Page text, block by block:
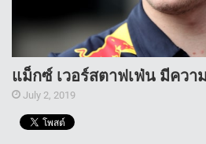
แม็กซ์ เวอร์สตาฟเฟ่น มีควา
July 2, 2019